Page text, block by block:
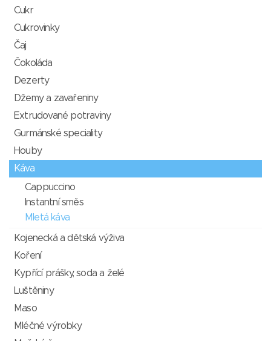
Cukr
Cukrovinky
Čaj
Čokoláda
Dezerty
Džemy a zavařeniny
Extrudované potraviny
Gurmánské speciality
Houby
Káva
Cappuccino
Instantní směs
Mletá káva
Kojenecká a dětská výživa
Koření
Kypřící prášky, soda a želé
Luštěniny
Maso
Mléčné výrobky